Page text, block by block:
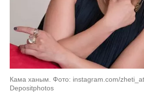
Кама ханым. Фото: instagram.com/
Depositphotos